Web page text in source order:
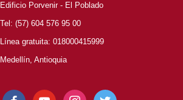
Edificio Porvenir - El Poblado
Tel: (57) 604 576 95 00
Línea gratuita: 018000415999
Medellín, Antioquia
facebookyoutube instagramtwitter